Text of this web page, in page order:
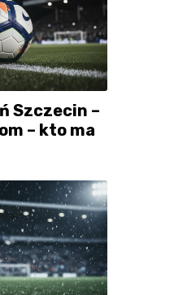
Szczecin –
– kto ma